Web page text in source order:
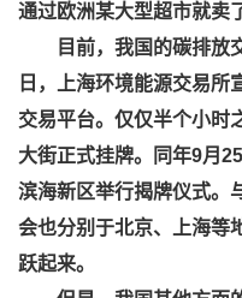
通过欧洲某大型超市就卖
目前，我国的碳排放交
日，上海环境能源交易所
交易平台。仅仅半个小时
大街正式挂牌。同年9月
滨海新区举行揭牌仪式。
会也分别于北京、上海等
跃起来。